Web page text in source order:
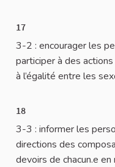
17
3-2 : encourager les
participer à des
à l’égalité entre les
18
3-3 : informer les
directions des
devoirs de chacun.e